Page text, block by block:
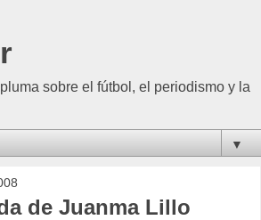
sobre el fútbol, el periodismo y la
▼
de Juanma Lillo